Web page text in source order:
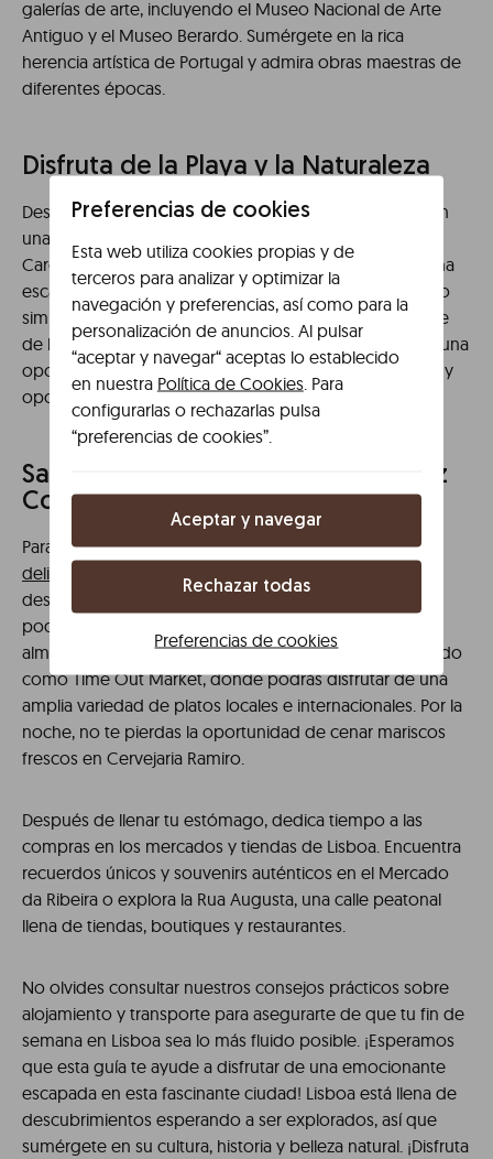
galerías de arte, incluyendo el Museo Nacional de Arte
Antiguo y el Museo Berardo. Sumérgete en la rica
herencia artística de Portugal y admira obras maestras de
diferentes épocas.
Disfruta de la Playa y la Naturaleza
Después de un día cultural, dedica tiempo a relajarte en
una de las hermosas playas cercanas a Lisboa, como
Carcavelos o Praia de Guincho. Estas playas ofrecen una
escapada tranquila donde puedes tomar el sol, nadar o
simplemente disfrutar de la brisa marina. Si eres amante
de la naturaleza, el Parque Natural de Sintra-Cascais es una
opción cercana que te ofrece paisajes impresionantes y
oportunidades para practicar senderismo.
Saborea la Gastronomía Local y Haz
Compras
Para concluir tu fin de semana en Lisboa, disfruta de la
deliciosa gastronomía loca
l. Comienza el día con un
desayuno tradicional en una pastelería local, donde
podrás degustar los famosos pasteles de nata. Para el
almuerzo, visita el Mercado da Ribeira, también conocido
como Time Out Market, donde podrás disfrutar de una
amplia variedad de platos locales e internacionales. Por la
noche, no te pierdas la oportunidad de cenar mariscos
frescos en Cervejaria Ramiro.
Después de llenar tu estómago, dedica tiempo a las
compras en los mercados y tiendas de Lisboa. Encuentra
recuerdos únicos y souvenirs auténticos en el Mercado
da Ribeira o explora la Rua Augusta, una calle peatonal
llena de tiendas, boutiques y restaurantes.
No olvides consultar nuestros consejos prácticos sobre
alojamiento y transporte para asegurarte de que tu fin de
semana en Lisboa sea lo más fluido posible. ¡Esperamos
que esta guía te ayude a disfrutar de una emocionante
escapada en esta fascinante ciudad! Lisboa está llena de
descubrimientos esperando a ser explorados, así que
sumérgete en su cultura, historia y belleza natural. ¡Disfruta
Preferencias de cookies
Esta web utiliza cookies propias y de
terceros para analizar y optimizar la
navegación y preferencias, así como para la
personalización de anuncios. Al pulsar
“aceptar y navegar“ aceptas lo establecido
en nuestra Política de Cookies. Para
configurarlas o rechazarlas pulsa
“preferencias de cookies”.
Aceptar y navegar
Rechazar todas
Preferencias de cookies